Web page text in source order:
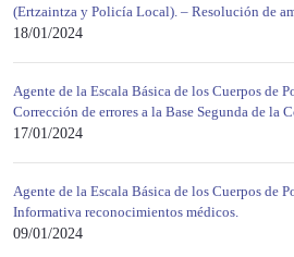
(Ertzaintza y Policía Local). – Resolución de
18/01/2024
Agente de la Escala Básica de los Cuerpos de
Corrección de errores a la Base Segunda de la
17/01/2024
Agente de la Escala Básica de los Cuerpos de
Informativa reconocimientos médicos.
09/01/2024